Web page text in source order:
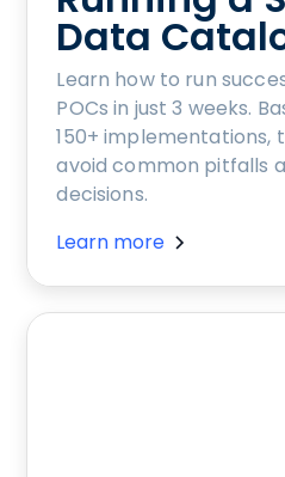
Data
Learn how to run
POCs in just 3 weeks.
150+ implementations,
avoid common pitfalls
decisions.
Learn more